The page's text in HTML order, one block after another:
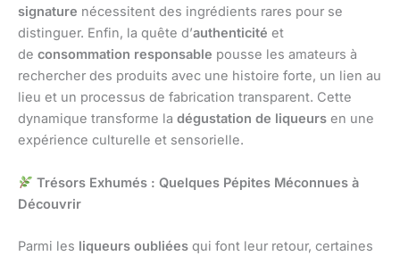
signature nécessitent des ingrédients rares pour se
distinguer. Enfin, la quête d’authenticité et
de consommation responsable pousse les amateurs à
rechercher des produits avec une histoire forte, un lien au
lieu et un processus de fabrication transparent. Cette
dynamique transforme la dégustation de liqueurs en une
expérience culturelle et sensorielle.
Trésors Exhumés : Quelques Pépites Méconnues à
Découvrir
Parmi les liqueurs oubliées qui font leur retour, certaines